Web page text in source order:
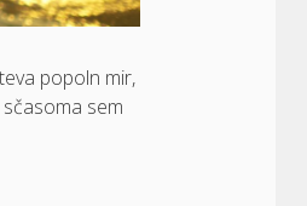
popoln mir,
sem